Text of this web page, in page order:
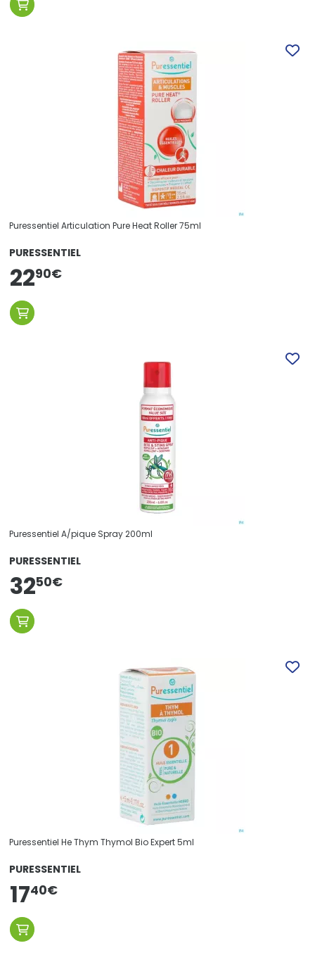
Puressentiel Articulation Pure Heat Roller 75ml
PURESSENTIEL
2290€
Puressentiel A/pique Spray 200ml
PURESSENTIEL
3250€
Puressentiel He Thym Thymol Bio Expert 5ml
PURESSENTIEL
1740€